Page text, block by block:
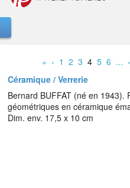
« ‹ 1 2 3 45 6 ... ›
Céramique / Verrerie
Bernard BUFFAT (né en
géométriques en céramique
Dim. env. 17,5 x 10 cm